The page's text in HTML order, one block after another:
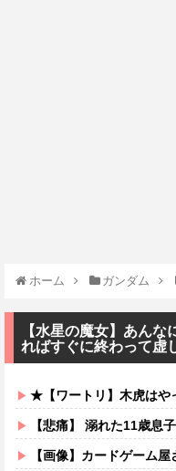
ホーム ガンダム
【水星の魔女】あん
ればすぐに終わって虚
★【ワートリ】木虎はや
【悲痛】 溺れた11歳息
【画像】カードゲーム